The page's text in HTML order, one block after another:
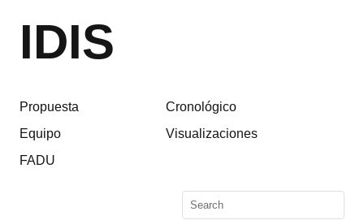
IDIS
Propuesta
Equipo
FADU
Cronológico
Visualizaciones